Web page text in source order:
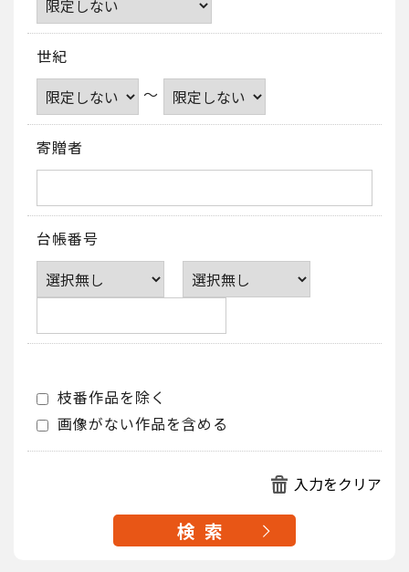
世紀
～
寄贈者
台帳番号
枝番作品を除く
画像がない作品を含める